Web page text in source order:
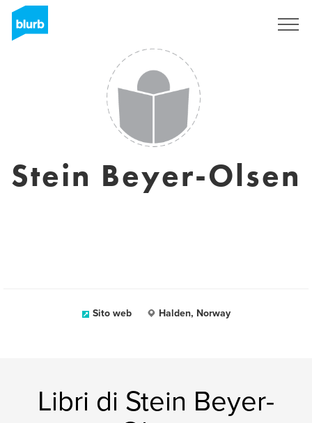
Stein Beyer-Olsen
Sito web Halden, Norway
Libri di Stein Beyer-